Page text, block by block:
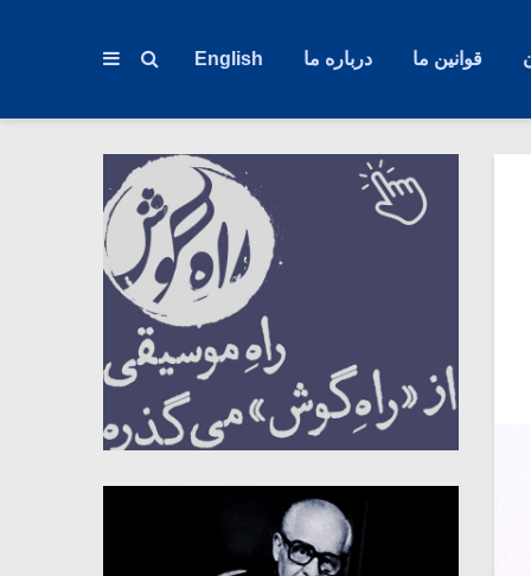
قوانین ما درباره ما English